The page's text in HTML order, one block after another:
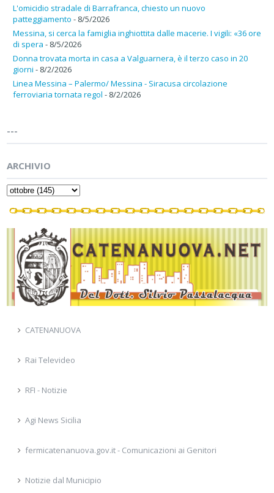
L'omicidio stradale di Barrafranca, chiesto un nuovo
patteggiamento - 8/5/2026
Messina, si cerca la famiglia inghiottita dalle macerie. I vigili: «36 ore
di spera - 8/5/2026
Donna trovata morta in casa a Valguarnera, è il terzo caso in 20
giorni - 8/2/2026
Linea Messina – Palermo/ Messina - Siracusa circolazione
ferroviaria tornata regol - 8/2/2026
---
ARCHIVIO
CATENANUOVA
Rai Televideo
RFI - Notizie
Agi News Sicilia
fermicatenanuova.gov.it - Comunicazioni ai Genitori
Notizie dal Municipio